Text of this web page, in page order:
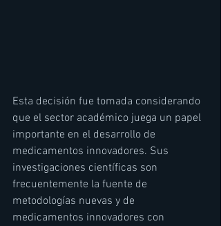
Esta decisión fue tomada considerando
que el sector académico juega un papel
importante en el desarrollo de
medicamentos innovadores. Sus
investigaciones científicas son
frecuentemente la fuente de
metodologías nuevas y de
medicamentos innovadores con